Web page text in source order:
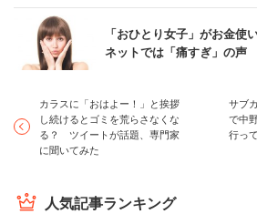
「おひとり女子」がお金使
ネットでは「痛すぎ」の声
カラスに「おはよー！」と挨拶
し続けるとゴミを荒らさなくな
る？ ツイートが話題、専門家
に聞いてみた
サブ
で中
行っ
人気記事ランキング